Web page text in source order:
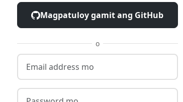
Magpatuloy gamit ang GitHub
o